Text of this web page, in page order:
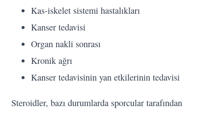
Kas-iskelet sistemi hastalıkları
Kanser tedavisi
Organ nakli sonrası
Kronik ağrı
Kanser tedavisinin yan etkilerinin tedavisi
Steroidler, bazı durumlarda sporcular tarafından